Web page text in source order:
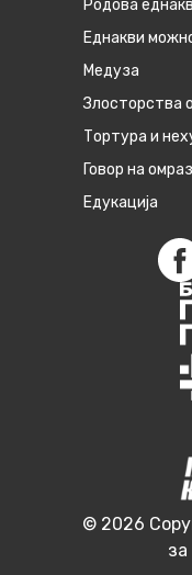
Родова
Eднакви
Медуза
Злосторства
Тортура и
Говор на
Едукација
© 2026
за